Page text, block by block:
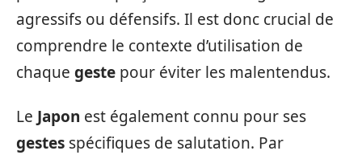
agressifs ou défensifs. Il est donc crucial de
comprendre le contexte d’utilisation de
chaque geste pour éviter les malentendus.
Le Japon est également connu pour ses
gestes spécifiques de salutation. Par